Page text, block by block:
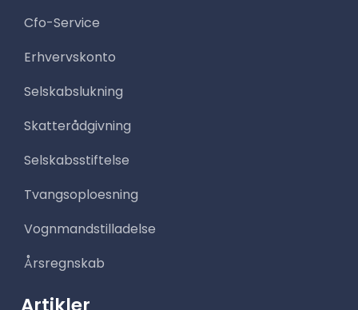
Cfo-Service
Erhvervskonto
Selskabslukning
Skatterådgivning
Selskabsstiftelse
Tvangsoploesning
Vognmandstilladelse
Årsregnskab